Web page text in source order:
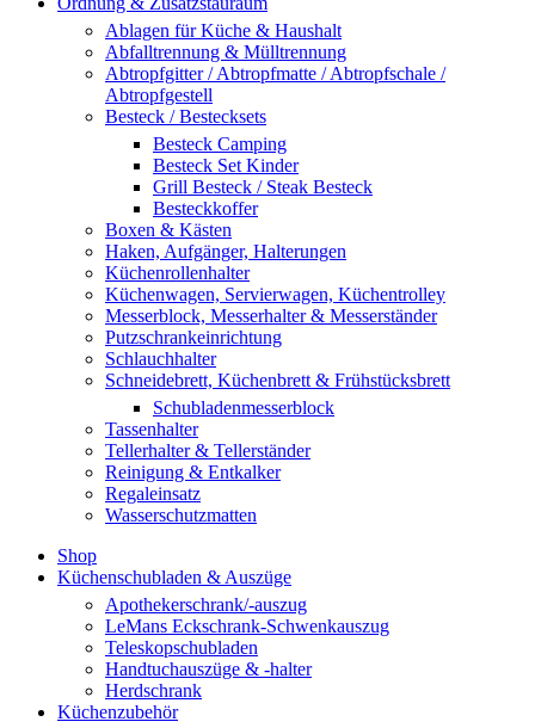
Ablagen für Küche & Haushalt
Abfalltrennung & Mülltrennung
Abtropfgitter / Abtropfmatte / Abtropfschale /
Abtropfgestell
Besteck / Bestecksets
Besteck Camping
Besteck Set Kinder
Grill Besteck / Steak Besteck
Besteckkoffer
Boxen & Kästen
Haken, Aufgänger, Halterungen
Küchenrollenhalter
Küchenwagen, Servierwagen, Küchentrolley
Messerblock, Messerhalter & Messerständer
Putzschrankeinrichtung
Schlauchhalter
Schneidebrett, Küchenbrett & Frühstücksbrett
Schubladenmesserblock
Tassenhalter
Tellerhalter & Tellerständer
Reinigung & Entkalker
Regaleinsatz
Wasserschutzmatten
Shop
Küchenschubladen & Auszüge
Apothekerschrank/-auszug
LeMans Eckschrank-Schwenkauszug
Teleskopschubladen
Handtuchauszüge & -halter
Herdschrank
Küchenzubehör